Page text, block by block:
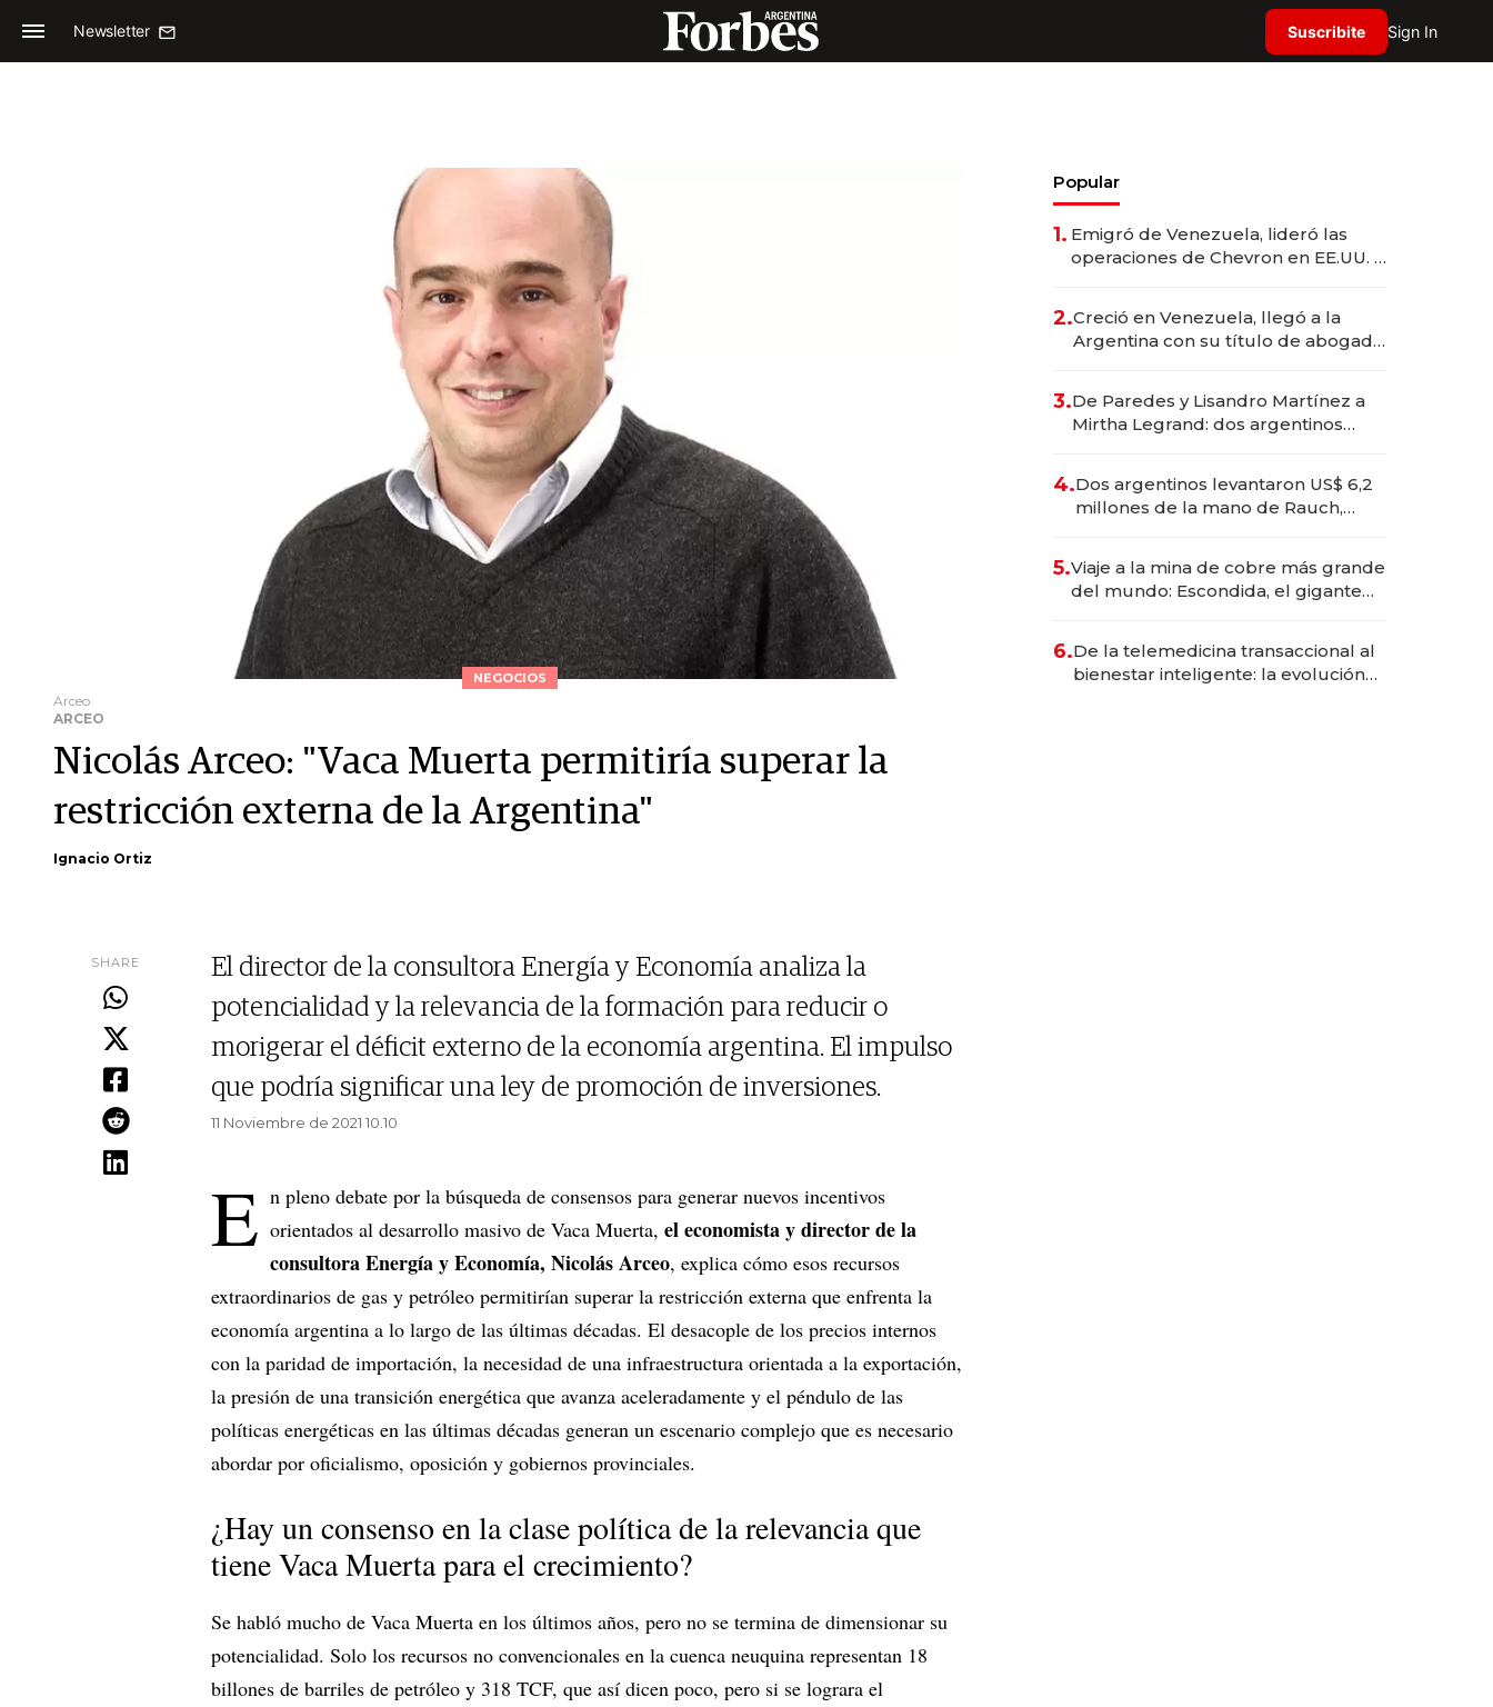
Newsletter Suscribite Sign In
NEGOCIOS
Arceo
ARCEO
Nicolás Arceo: "Vaca Muerta permitiría superar la
restricción externa de la Argentina"
Ignacio Ortiz
SHARE
El director de la consultora Energía y Economía analiza la
potencialidad y la relevancia de la formación para reducir o
morigerar el déficit externo de la economía argentina. El impulso
que podría significar una ley de promoción de inversiones.
11 Noviembre de 2021 10.10
E n pleno debate por la búsqueda de consensos para generar nuevos incentivos
orientados al desarrollo masivo de Vaca Muerta, el economista y director de la
consultora Energía y Economía, Nicolás Arceo, explica cómo esos recursos
extraordinarios de gas y petróleo permitirían superar la restricción externa que enfrenta la
economía argentina a lo largo de las últimas décadas. El desacople de los precios internos
con la paridad de importación, la necesidad de una infraestructura orientada a la exportación,
la presión de una transición energética que avanza aceleradamente y el péndulo de las
políticas energéticas en las últimas décadas generan un escenario complejo que es necesario
abordar por oficialismo, oposición y gobiernos provinciales.
¿Hay un consenso en la clase política de la relevancia que
tiene Vaca Muerta para el crecimiento?
Se habló mucho de Vaca Muerta en los últimos años, pero no se termina de dimensionar su
potencialidad. Solo los recursos no convencionales en la cuenca neuquina representan 18
billones de barriles de petróleo y 318 TCF, que así dicen poco, pero si se lograra el
Popular
1. Emigró de Venezuela, lideró las
operaciones de Chevron en EE.UU. y
2.Creció en Venezuela, llegó a la
Argentina con su título de abogado
marcas "fast premium"
3.De Paredes y Lisandro Martínez a
Mirtha Legrand: dos argentinos
deportivo y el cuidado corporal
4.Dos argentinos levantaron US$ 6,2
millones de la mano de Rauch,
5.Viaje a la mina de cobre más grande
del mundo: Escondida, el gigante
6.De la telemedicina transaccional al
bienestar inteligente: la evolución